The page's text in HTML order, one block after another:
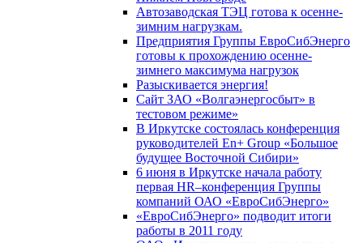
Автозаводская ТЭЦ готова к осенне-
зимним нагрузкам.
Предприятия Группы ЕвроСибЭнерго
готовы к прохождению осенне-
зимнего максимума нагрузок
Разыскивается энергия!
Сайт ЗАО «Волгаэнергосбыт» в
тестовом режиме»
В Иркутске состоялась конференция
руководителей En+ Group «Большое
будущее Восточной Сибири»
6 июня в Иркутске начала работу
первая HR–конференция Группы
компаний ОАО «ЕвроСибЭнерго»
«ЕвроСибЭнерго» подводит итоги
работы в 2011 году